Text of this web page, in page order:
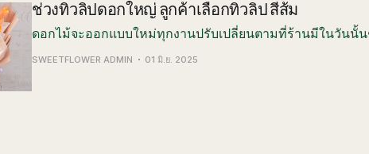
ช่วงทิวลิปดอกใหญ่ ลูกค้าเลือกทิวลิป สีส้ม
ดอกไม้จะออกแบบใหม่ทุกงานปรับเปลี่ยนตามที่ร้านมีในวันนั้
SWEETFLOWER ADMIN 01 มิ.ย. 2025